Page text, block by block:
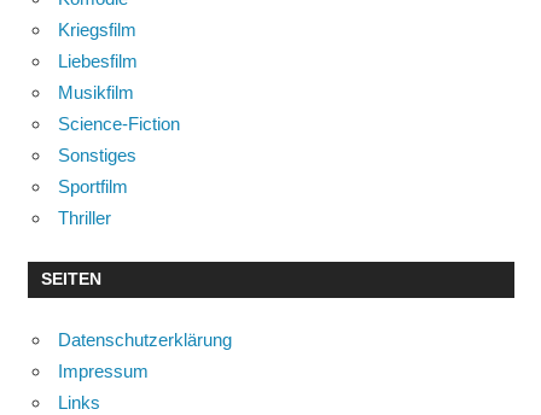
Kriegsfilm
Liebesfilm
Musikfilm
Science-Fiction
Sonstiges
Sportfilm
Thriller
SEITEN
Datenschutzerklärung
Impressum
Links